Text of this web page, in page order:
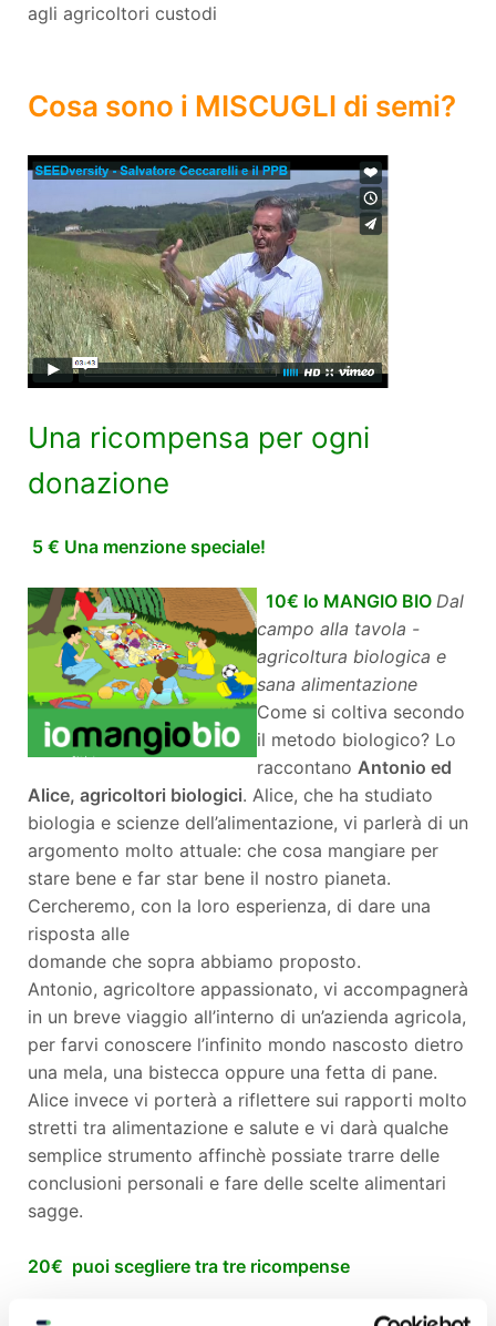
agli agricoltori custodi
Cosa sono i MISCUGLI di semi?
Una ricompensa per ogni
donazione
5 € Una menzione speciale!
10€ Io MANGIO BIO Dal
campo alla tavola -
agricoltura biologica e
sana alimentazione
Come si coltiva secondo
il metodo biologico? Lo
raccontano Antonio ed
Alice, agricoltori biologici. Alice, che ha studiato
biologia e scienze dell’alimentazione, vi parlerà di un
argomento molto attuale: che cosa mangiare per
stare bene e far star bene il nostro pianeta.
Cercheremo, con la loro esperienza, di dare una
risposta alle
domande che sopra abbiamo proposto.
Antonio, agricoltore appassionato, vi accompagnerà
in un breve viaggio all’interno di un’azienda agricola,
per farvi conoscere l’infinito mondo nascosto dietro
una mela, una bistecca oppure una fetta di pane.
Alice invece vi porterà a riflettere sui rapporti molto
stretti tra alimentazione e salute e vi darà qualche
semplice strumento affinchè possiate trarre delle
conclusioni personali e fare delle scelte alimentari
sagge.
20€ puoi scegliere tra tre ricompense
Semina fiori porta